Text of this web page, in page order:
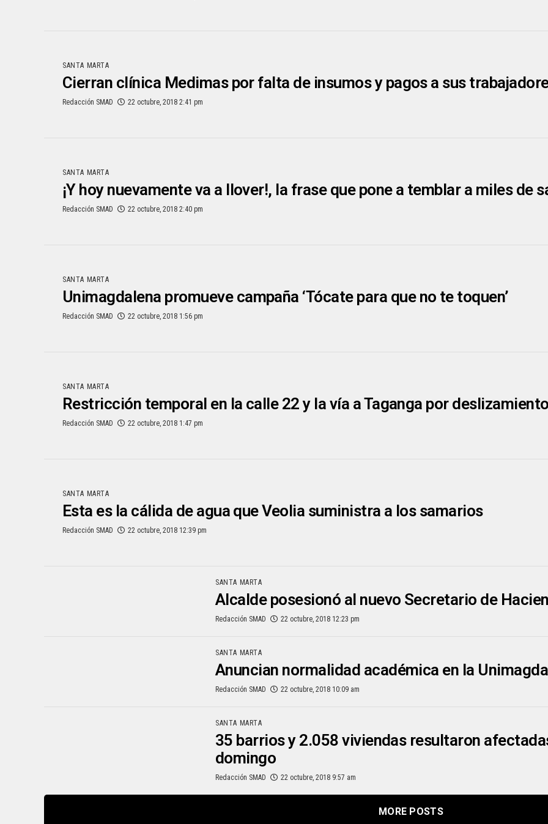
SANTA MARTA
Cierran clínica Medimas por falta de insumos y pagos a sus
Redacción SMAD 22 octubre, 2018 2:41 pm
SANTA MARTA
¡Y hoy nuevamente va a llover!, la frase que pone a temblar a miles de
Redacción SMAD 22 octubre, 2018 2:40 pm
SANTA MARTA
Unimagdalena promueve campaña ‘Tócate para que no te toquen’
Redacción SMAD 22 octubre, 2018 1:56 pm
SANTA MARTA
Restricción temporal en la calle 22 y la vía a Taganga por
Redacción SMAD 22 octubre, 2018 1:47 pm
SANTA MARTA
Esta es la cálida de agua que Veolia suministra a los samarios
Redacción SMAD 22 octubre, 2018 12:39 pm
SANTA MARTA
Alcalde posesionó al nuevo Secretario de
Redacción SMAD 22 octubre, 2018 12:23 pm
SANTA MARTA
Anuncian normalidad académica en la
Redacción SMAD 22 octubre, 2018 10:09 am
SANTA MARTA
35 barrios y 2.058 viviendas resultaron
domingo
Redacción SMAD 22 octubre, 2018 9:57 am
MORE POSTS